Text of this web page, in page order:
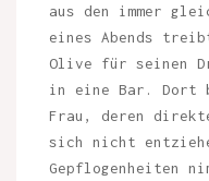
aus den immer
eines Abends
Olive für seinen
in eine Bar. Dort
Frau, deren
sich nicht
Gepflogenheiten